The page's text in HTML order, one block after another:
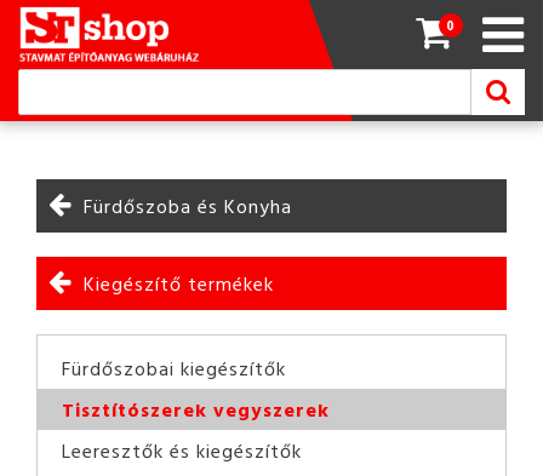
0
Fürdőszoba és Konyha
Kiegészítő termékek
Fürdőszobai kiegészítők
Tisztítószerek vegyszerek
Leeresztők és kiegészítők